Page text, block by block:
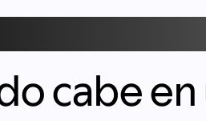
cabe en